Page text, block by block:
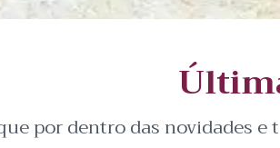
por dentro das novidades